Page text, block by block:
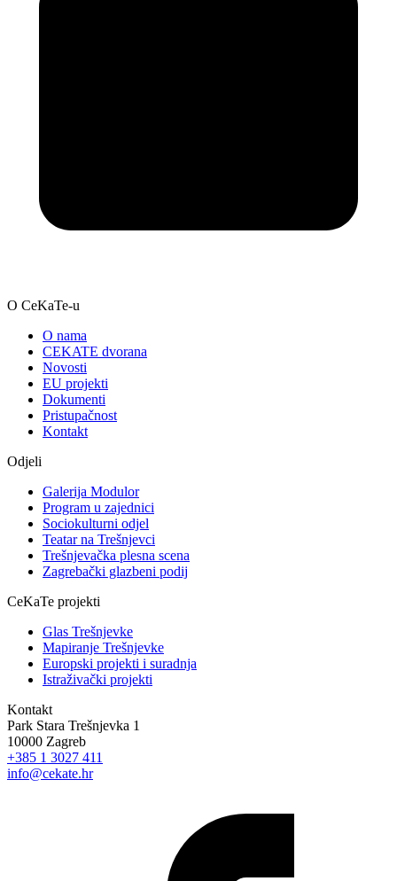
O CeKaTe-u
O nama
CEKATE dvorana
Novosti
EU projekti
Dokumenti
Pristupačnost
Kontakt
Odjeli
Galerija Modulor
Program u zajednici
Sociokulturni odjel
Teatar na Trešnjevci
Trešnjevačka plesna scena
Zagrebački glazbeni podij
CeKaTe projekti
Glas Trešnjevke
Mapiranje Trešnjevke
Europski projekti i suradnja
Istraživački projekti
Kontakt
Park Stara Trešnjevka 1
10000 Zagreb
+385 1 3027 411
info@cekate.hr